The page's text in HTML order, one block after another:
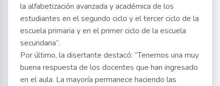
la alfabetización avanzada y académica de los
estudiantes en el segundo ciclo y el tercer ciclo de la
escuela primaria y en el primer ciclo de la escuela
secundaria”.
Por último, la disertante destacó: “Tenemos una muy
buena respuesta de los docentes que han ingresado
en el aula. La mayoría permanece haciendo las